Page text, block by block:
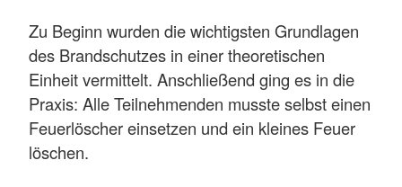
Zu Beginn wurden die wichtigsten Grundlagen
des Brandschutzes in einer theoretischen
Einheit vermittelt. Anschließend ging es in die
Praxis: Alle Teilnehmenden musste selbst einen
Feuerlöscher einsetzen und ein kleines Feuer
löschen.